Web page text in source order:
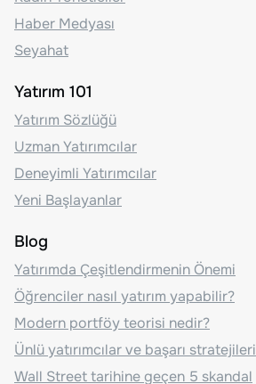
Haber Medyası
Seyahat
Yatırım 101
Yatırım Sözlüğü
Uzman Yatırımcılar
Deneyimli Yatırımcılar
Yeni Başlayanlar
Blog
Yatırımda Çeşitlendirmenin Önemi
Öğrenciler nasıl yatırım yapabilir?
Modern portföy teorisi nedir?
Ünlü yatırımcılar ve başarı stratejileri
Wall Street tarihine geçen 5 skandal